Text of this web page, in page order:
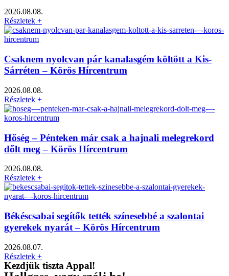
2026.08.08.
Részletek +
Csaknem nyolcvan pár kanalasgém költött a Kis-
Sárréten – Körös Hírcentrum
2026.08.08.
Részletek +
Hőség – Pénteken már csak a hajnali melegrekord
dőlt meg – Körös Hírcentrum
2026.08.08.
Részletek +
Békéscsabai segítők tették színesebbé a szalontai
gyerekek nyarát – Körös Hírcentrum
2026.08.07.
Részletek +
Kezdjük tiszta Appal!